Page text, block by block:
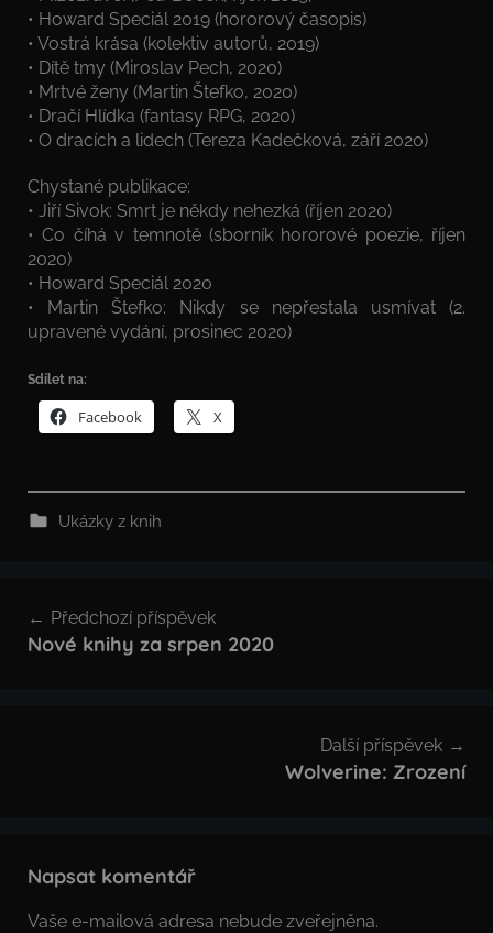
• Howard Speciál 2019 (hororový časopis)
• Vostrá krása (kolektiv autorů, 2019)
• Dítě tmy (Miroslav Pech, 2020)
• Mrtvé ženy (Martin Štefko, 2020)
• Dračí Hlídka (fantasy RPG, 2020)
• O dracích a lidech (Tereza Kadečková, září 2020)
Chystané publikace:
• Jiří Sivok: Smrt je někdy nehezká (říjen 2020)
• Co číhá v temnotě (sborník hororové poezie, říjen
2020)
• Howard Speciál 2020
• Martin Štefko: Nikdy se nepřestala usmívat (2.
upravené vydání, prosinec 2020)
Sdílet na:
Facebook X
Ukázky z knih
pro
Předchozí příspěvek
Nové knihy za srpen 2020
Další příspěvek
Wolverine: Zrození
Napsat komentář
Vaše e-mailová adresa nebude zveřejněna.